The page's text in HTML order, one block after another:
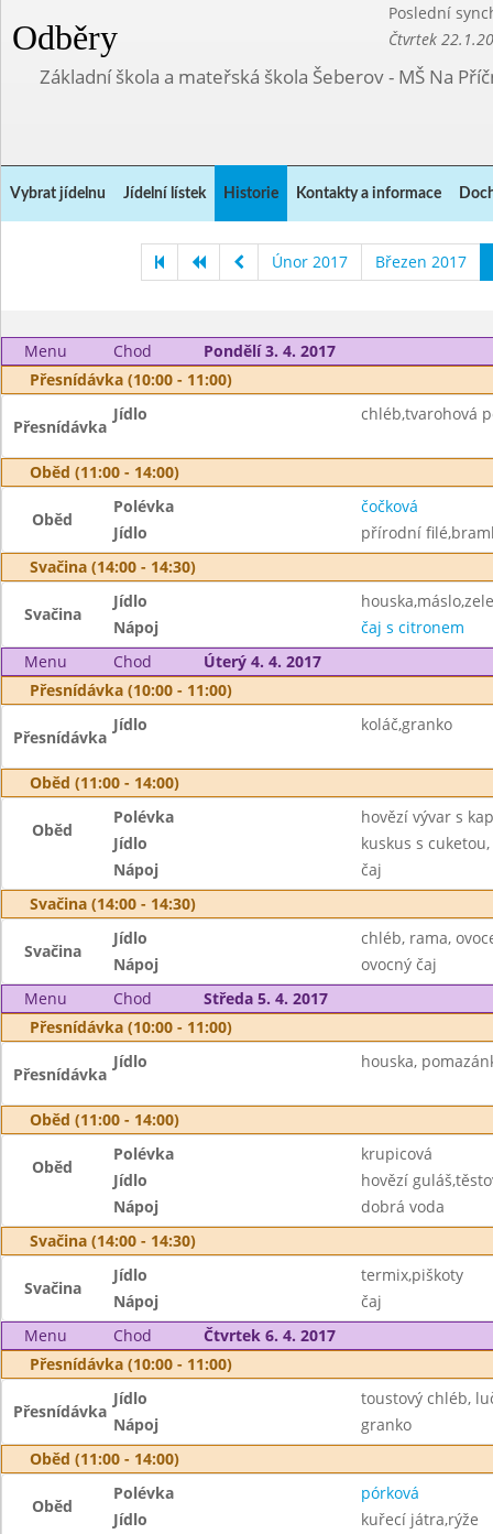
Odběry
Poslední
Čtvrtek
Základní škola a mateřská škola Šeberov - MŠ Na
Vybrat jídelnu Jídelní lístek Historie Kontakty a informace
Únor 2017 Březen 2017
Menu Chod
Pondělí 3. 4. 2017
Přesnídávka (10:00 - 11:00)
Přesnídávka
Jídlo chléb,tvarohová
Oběd (11:00 - 14:00)
Oběd
Polévka
čočková
Jídlo
přírodní
Svačina (14:00 - 14:30)
Svačina
Jídlo
Nápoj
čaj s citronem
Menu
Chod
Úterý 4. 4. 2017
Přesnídávka (10:00 - 11:00)
Přesnídávka
Jídlo koláč,granko
Oběd (11:00 - 14:00)
Oběd
Polévka
hovězí vývar s
Jídlo
kuskus s
Nápoj
čaj
Svačina (14:00 - 14:30)
Svačina
Jídlo
chléb, rama,
Nápoj
ovocný čaj
Menu
Chod
Středa 5. 4. 2017
Přesnídávka (10:00 - 11:00)
Přesnídávka
Jídlo houska,
Oběd (11:00 - 14:00)
Oběd
Polévka
krupicová
Jídlo
hovězí
Nápoj
dobrá voda
Svačina (14:00 - 14:30)
Svačina
Jídlo
termix,piškoty
Nápoj
čaj
Menu
Chod
Čtvrtek 6. 4. 2017
Přesnídávka (10:00 - 11:00)
Přesnídávka
Jídlo
toustový chléb,
Nápoj
granko
Oběd (11:00 - 14:00)
Oběd
Polévka
pórková
Jídlo
kuřecí játra,rýže